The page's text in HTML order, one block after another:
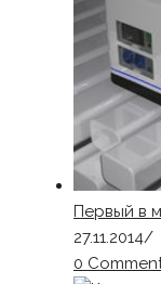
Первый в
27.11.2014/
0